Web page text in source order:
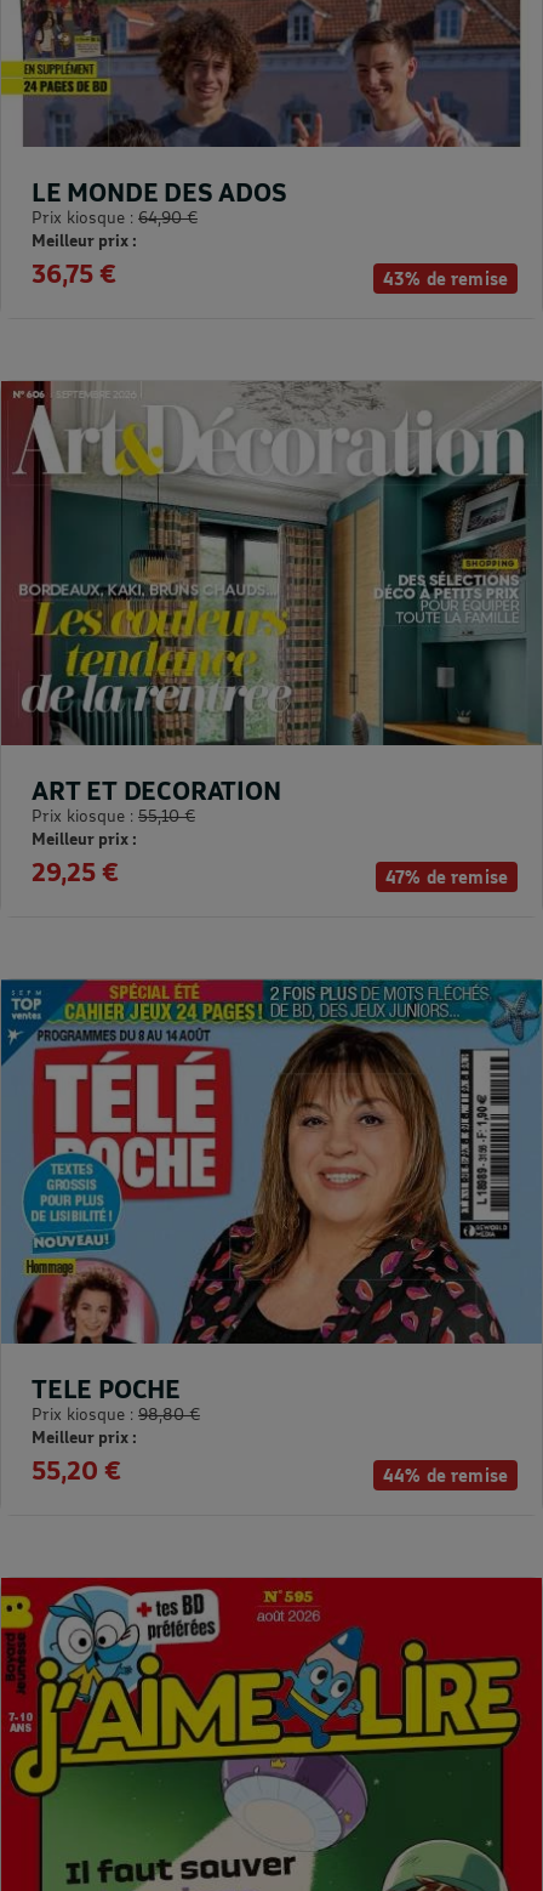
43% de remise
LE MONDE DES ADOS
Prix kiosque : 64,90 €
Meilleur prix :
36,75 €
47% de remise
ART ET DECORATION
Prix kiosque : 55,10 €
Meilleur prix :
29,25 €
44% de remise
TELE POCHE
Prix kiosque : 98,80 €
Meilleur prix :
55,20 €